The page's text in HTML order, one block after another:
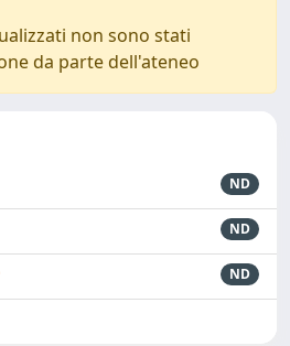
non sono stati
da parte dell'ateneo
ND
ND
ND